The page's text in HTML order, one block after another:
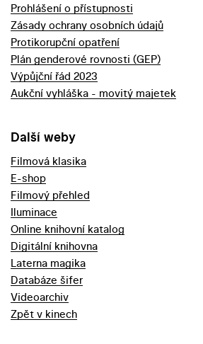
Prohlášení o přístupnosti
Zásady ochrany osobních údajů
Protikorupční opatření
Plán genderové rovnosti (GEP)
Výpůjční řád 2023
Aukční vyhláška - movitý majetek
Další weby
Filmová klasika
E-shop
Filmový přehled
Iluminace
Online knihovní katalog
Digitální knihovna
Laterna magika
Databáze šifer
Videoarchiv
Zpět v kinech